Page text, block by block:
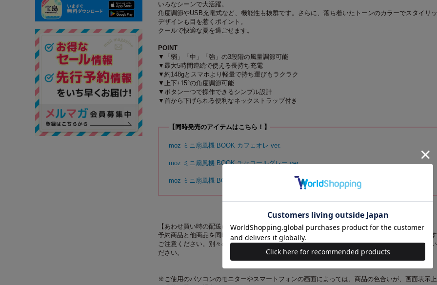
いろなシーンで大活躍。
角度調節やUSB充電式など、機能性も抜群です。さらに、落ち着いたトーンのカラーでスタイリ
デザインも目を惹くポイント。
クールで快適な夏を過ごせます。
POINT
▼「弱」「中」「強」の3段階の風量調節可能
▼最大5時間連続で使える長持ち充電
▼約148gとスマホより軽量で持ち運びもラクラク
▼上下±15°の角度調節可能
▼ボタン一つで操作できるシンプル設計
▼首から下げられる便利なネックストラップ付き
【同時発売のアイテムはこちら！】
moz ミニ扇風機 BOOK カフェオレ ver.
moz ミニ扇風機 BOOK チャコールグレー ver.
moz ミニ扇風機 BOOK オフホワイト ver.
【あわせ買い時の配送について】
予約商品と他商品を同時にお求めの場合、最も発売日の遅い商品に合わせての一括配送となりま
ご注意ください。別々の配送をご希望の場合は、お手数をおかけしますが、それぞれ個別にお買
ださい。
※ご使用のパソコンのモニターやスマートフォンの画面によっては、商品の色合いが、画面表示